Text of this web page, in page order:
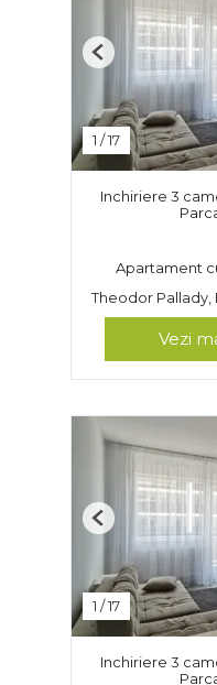
1 /17
Previous
Inchiriere 3
Apartament
Theodor Pallady,
Vezi
1 /17
Previous
Inchiriere 3